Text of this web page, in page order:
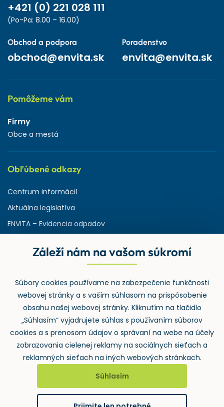
+421 (0) 221 028 111
(Po-Pa: 8.00 – 16.00)
Obchod a podpora
obchod@envita.sk
Poradenstvo
envita@envita.sk
Pomôžeme vám
Firmy
Obce a mestá
Obľúbené odkazy
Centrum informácií
Aktuálna legislatíva
ENVITA – Evidencia odpadov
Ministerstvo životného prostredia
ASPI | Svet práva pre profesionálov
Denník Odpady-portal.sk
2026 ©Wolters Kluwer SR s.r.o., Mlynské nivy 48, 821 09
Bratislava
Záleží nám na vašom súkromí
Súbory cookies používame na zabezpečenie funkčnosti
webovej stránky a s vaším súhlasom na prispôsobenie
obsahu našej webovej stránky. Kliknutím na tlačidlo
„Súhlasím“ vyjadrujete súhlas s používaním súborov
cookies a s prenosom údajov o správaní na webe na účely
zobrazovania cielenej reklamy na sociálnych sieťach a
reklamných sieťach na iných webových stránkach.
Súhlasím